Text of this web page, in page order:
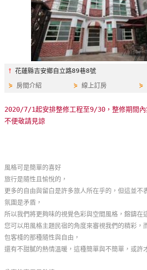
紅
你
圖
顧
客
服
務
⫯花蓮縣吉安鄉自立路89巷8號
⋟ 房間介紹 ⋟線上訂房 ⋟
2020/7/1起安排整修工程至9/30，整修期間內
不便敬請見諒
風格可是簡單的喜好
旅行是隨性且愉悅的，
更多的自由與留白是許多旅人所在乎的，但這並不
氛圍是矛盾，
所以我們將更夠味的視覺色彩與空間風格，鎔鑄在
您可以用風格主題民宿的角度來審視我們的精彩，
包客棧的那種隨性與自由，
還有不甜膩的熱情溫暖，這種簡單與不簡單，或許